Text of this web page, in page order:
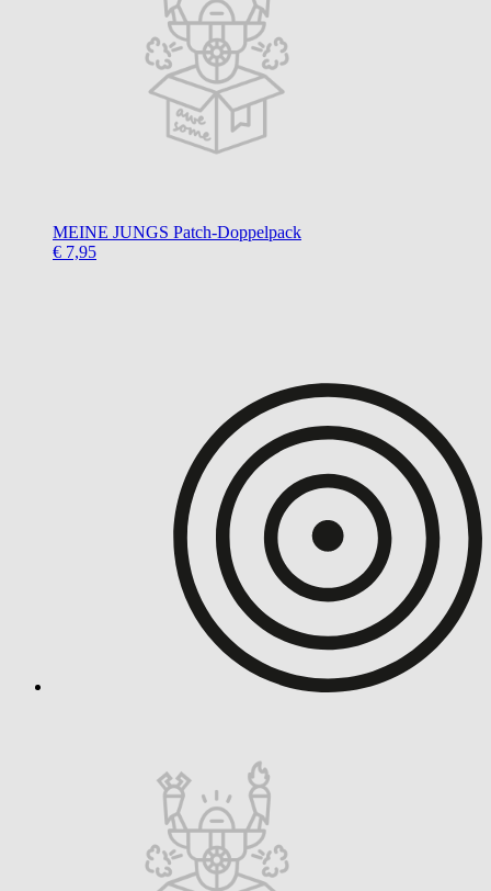
MEINE JUNGS Patch-Doppelpack
€ 7,95